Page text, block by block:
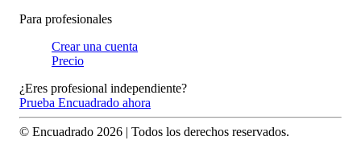
Para profesionales
Crear una cuenta
Precio
¿Eres profesional independiente?
Prueba Encuadrado ahora
© Encuadrado 2026 | Todos los derechos reservados.